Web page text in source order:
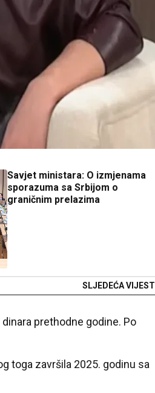
Savjet ministara: O izmjenama
sporazuma sa Srbijom o
graničnim prelazima
SLJEDEĆA VIJEST
prethodne godine. Po
toga završila 2025. godinu sa